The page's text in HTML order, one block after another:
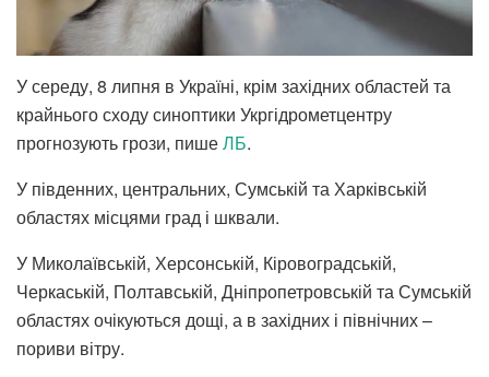
У середу, 8 липня в Україні, крім західних областей та
крайнього сходу синоптики Укргідрометцентру
прогнозують грози, пишеЛБ.
У південних, центральних, Сумській та Харківській
областях місцями град і шквали.
У Миколаївській, Херсонській, Кіровоградській,
Черкаській, Полтавській, Дніпропетровській та Сумській
областях очікуються дощі, а в західних і північних –
пориви вітру.